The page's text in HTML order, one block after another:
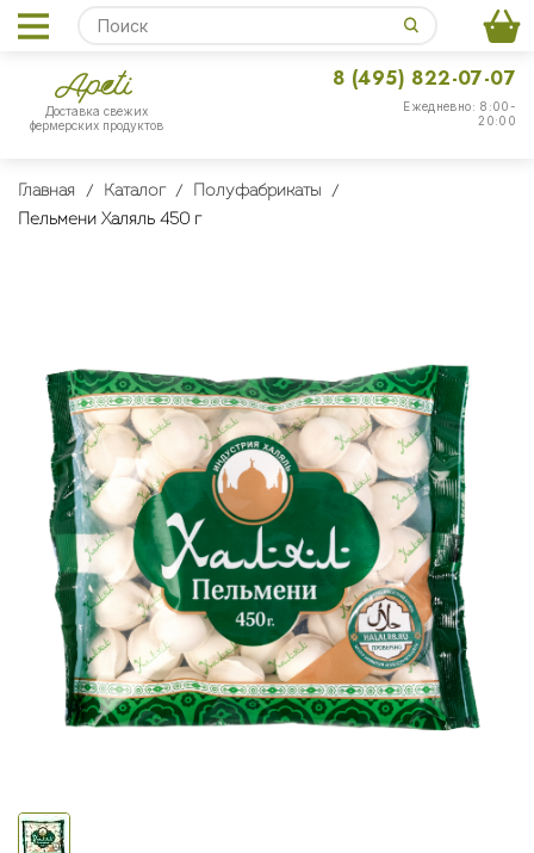
Доставка свежих
фермерских продуктов
Ежедневно: 8:00-
20:00
8 (495) 822-07-07
Главная Каталог
Полуфабрикаты
Пельмени Халяль 450 г